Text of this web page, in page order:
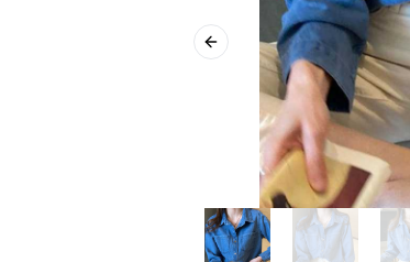
Previous slide